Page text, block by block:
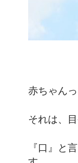
赤ちゃん
それは、
『口』と